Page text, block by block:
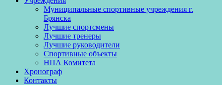
Муниципальные спортивные учреждения г.
Брянска
Лучшие спортсмены
Лучшие тренеры
Лучшие руководители
Спортивные объекты
НПА Комитета
Хронограф
Контакты